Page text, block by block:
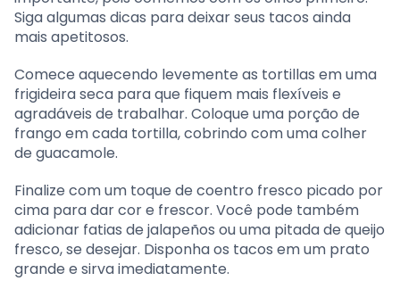
Siga algumas dicas para deixar seus tacos ainda
mais apetitosos.
Comece aquecendo levemente as tortillas em uma
frigideira seca para que fiquem mais flexíveis e
agradáveis de trabalhar. Coloque uma porção de
frango em cada tortilla, cobrindo com uma colher
de guacamole.
Finalize com um toque de coentro fresco picado por
cima para dar cor e frescor. Você pode também
adicionar fatias de jalapeños ou uma pitada de queijo
fresco, se desejar. Disponha os tacos em um prato
grande e sirva imediatamente.